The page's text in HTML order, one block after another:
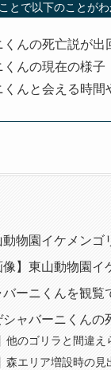
とで以下のことが
くんの死亡説が出
くんの現在の様子
くんと会える時間
動物園イケメンゴ
像】東山動物園
バーニくんを観覧
シャバーニくんの
他のゴリラと間違え
森エリア増設時の見